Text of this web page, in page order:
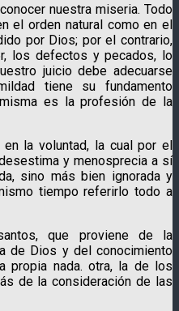
nuestra miseria. Todo
el orden natural como en el
por Dios; por el contrario,
los defectos y pecados, lo
juicio debe adecuarse
tiene su fundamento
es la profesión de la
la voluntad, la cual por el
y menosprecia a sí
sino más bien ignorada y
tiempo referirlo todo a
que proviene de la
de Dios y del conocimiento
propia nada. otra, la de los
de la consideración de las